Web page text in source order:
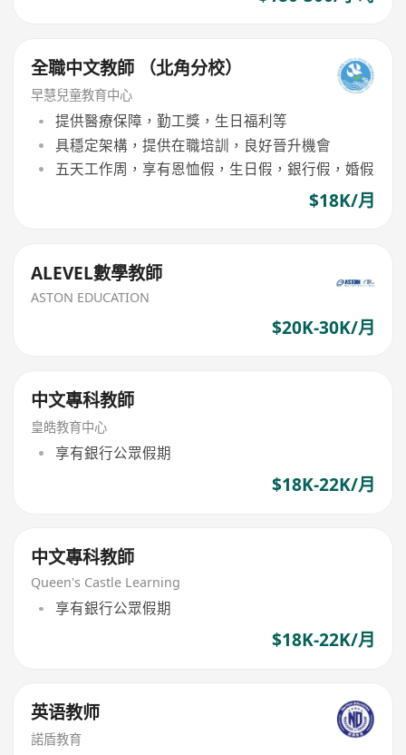
全職中文教師 （北角分校）
早慧兒童教育中心
提供醫療保障，勤工獎，生日福利等
具穩定架構，提供在職培訓，良好晉升機會
五天工作周，享有恩恤假，生日假，銀行假，婚假
$18K/月
ALEVEL數學教師
ASTON EDUCATION
$20K-30K/月
中文專科教師
皇皓教育中心
享有銀行公眾假期
$18K-22K/月
中文專科教師
Queen's Castle Learning
享有銀行公眾假期
$18K-22K/月
英语教师
諾盾教育